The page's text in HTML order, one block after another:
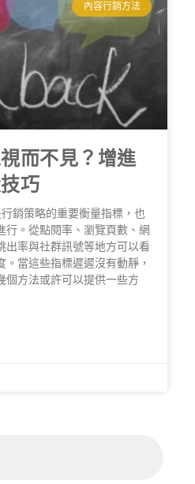
內容行銷方法
而不見？增進
巧
銷策略的重要衡量指標，也
行。從點閱率、瀏覽頁數、網
出率與社群訊號等地方可以看
。當這些指標遲遲沒有動靜，
個方法或許可以提供一些方